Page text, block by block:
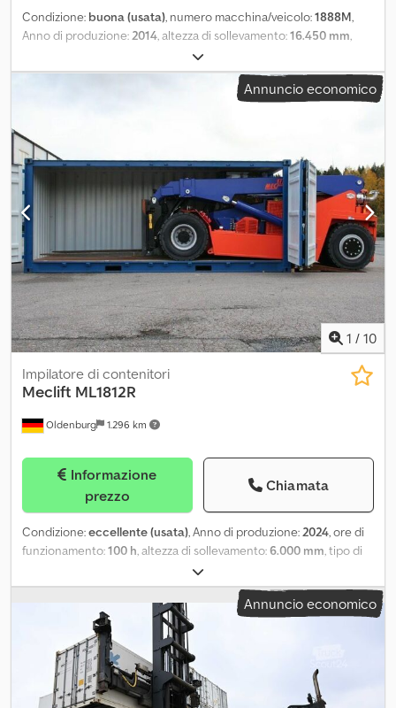
Condizione: buona (usata), numero macchina/veicolo:1888M,
Anno di produzione:2014, altezza di sollevamento:16.450 mm,
, colore:giallo
Carrello elevatore per container vuoti MARCA: Hyster MODELLO:
H22XM-12EC ANNO DI COSTRUZIONE: 2014 MOTORE: Diesel,
Cedpewx E T Hofx Apyerf ALTEZZA DI SOLLEVAMENTO: 16450 mm
CONDIZIONI: Buone = Ulteriori informazioni = Anno di costruzione:
2014 Peso a vuoto: 41.400 kg Capacità di sollevamento: 9.000 kg
Condizioni tecniche: buone Condizioni estetiche: buone Prezzo:
su richiesta Per ulteriori informazioni, contattare Corne van
Dueren den Hollander o Roland.
Annuncio economico
1 / 10
Oldenburg 1.296 km
Impilatore di contenitori
Meclift ML1812R
prezzo
Chiamata
Condizione:eccellente (usata), Anno di produzione:2024, ore di
funzionamento:100 h, altezza di sollevamento:6.000 mm, tipo di
153 kW (208,02 CV)
motori:Diesel - Cummins QSB6,7 Stage V/Tier5, 4 telecamere
con 2 display Sedile con sospensioni pneumatiche 4 luci di lavoro
a LED Pneumatici anteriori: 4 x 12.00-20 / pneumatici / 80 - 100%
Pneumatici posteriori: 2 x 12.00-20 / pneumatici / 80 - 100% Slitta
laterale, dispositivo di regolazione delle forche, 3° valvola, 4°
valvola, fari di lavoro anteriori, riscaldamento, filtro antipolvere,
cabina completa, climatizzatore = Ulteriori informazioni = Pesi
Annuncio economico